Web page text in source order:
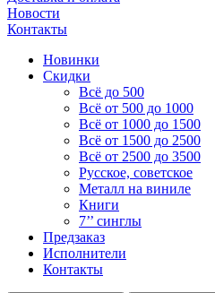
Новости
Контакты
Новинки
Скидки
Всё до 500
Всё от 500 до 1000
Всё от 1000 до 1500
Всё от 1500 до 2500
Всё от 2500 до 3500
Русское, советское
Металл на виниле
Книги
7’’ синглы
Предзаказ
Исполнители
Контакты